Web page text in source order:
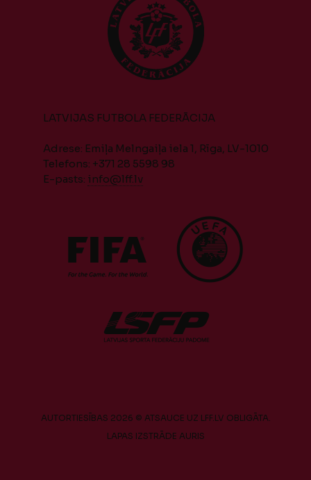
LATVIJAS FUTBOLA FEDERĀCIJA
Adrese: Emiļa Melngaiļa iela 1, Rīga, LV-1010
Telefons: +371 28 5598 98
E-pasts: info@lff.lv
AUTORTIESĪBAS 2026 © ATSAUCE UZ LFF.LV OBLIGĀTA.
LAPAS IZSTRĀDE AURIS